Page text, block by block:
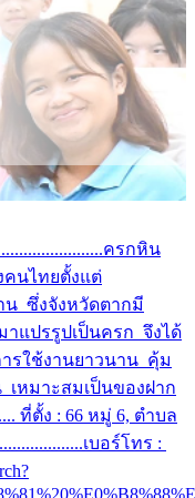
.......................ครกหิน
คนไทยตั้งแต่
ซึ่งจังหวัดตากมี
แปรรูปเป็นครก จึงได้
ใช้งานยาวนาน คุ้ม
เหมาะสมเป็นของฝาก
ที่ตั้ง : 66 หมู่ 6, ตำบล
เบอร์โทร :